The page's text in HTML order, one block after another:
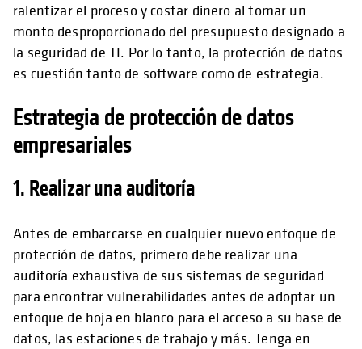
ralentizar el proceso y costar dinero al tomar un
monto desproporcionado del presupuesto designado a
la seguridad de TI. Por lo tanto, la protección de datos
es cuestión tanto de software como de estrategia.
Estrategia de protección de datos
empresariales
1. Realizar una auditoría
Antes de embarcarse en cualquier nuevo enfoque de
protección de datos, primero debe realizar una
auditoría exhaustiva de sus sistemas de seguridad
para encontrar vulnerabilidades antes de adoptar un
enfoque de hoja en blanco para el acceso a su base de
datos, las estaciones de trabajo y más. Tenga en